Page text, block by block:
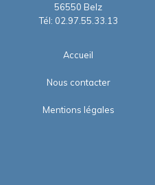
56550 Belz
Tél: 02.97.55.33.13
Accueil
Nous contacter
Mentions légales